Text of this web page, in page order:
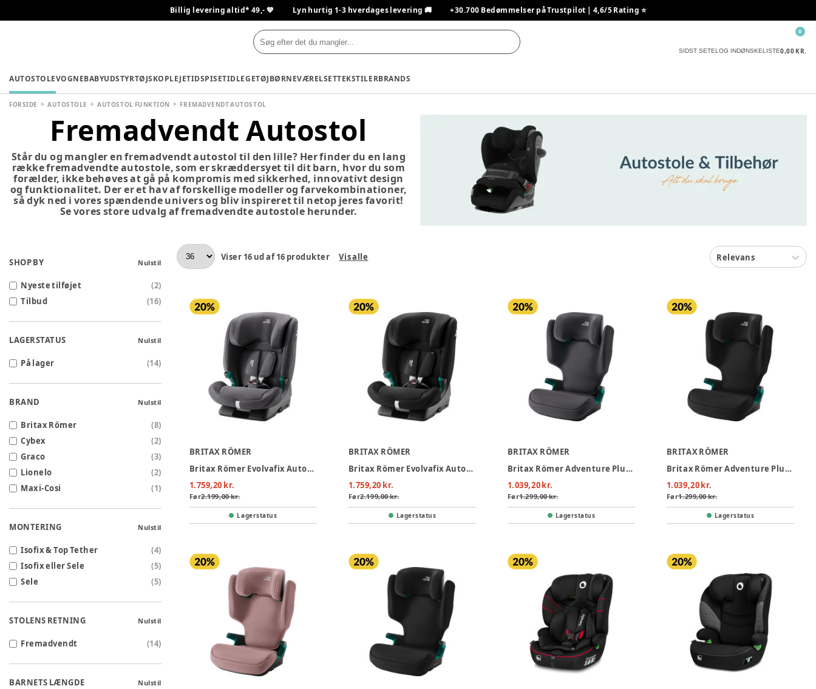
Billig levering altid* 49,- 💙 Lyn hurtig 1-3 hverdages levering 🚚 +30.700 Bedømmelser på Trustpilot | 4,6/5 Rating ⭐️
SIDST SETELOG INDØNSKELISTE0,00 KR.
0
AUTOSTOLEVOGNEBABYUDSTYRTØJSKOPLEJETIDSPISETIDLEGETØJBØRNEVÆRELSETTEKSTILERBRANDS
FORSIDE AUTOSTOLE AUTOSTOL FUNKTION FREMADVENDT AUTOSTOL
Fremadvendt Autostol
Står du og mangler en fremadvendt autostol til den lille? Her finder du en lang
række fremadvendte autostole, som er skræddersyet til dit barn, hvor du som
forælder, ikke behøves at gå på kompromis med sikkerhed, innovativt design
og funktionalitet. Der er et hav af forskellige modeller og farvekombinationer,
så dyk ned i vores spændende univers og bliv inspireret til netop jeres favorit!
Se vores store udvalg af fremadvendte autostole herunder.
SHOP BY Nulstil
Nyeste tilføjet (2)
Tilbud
(16)
LAGERSTATUS Nulstil
På lager (14)
BRAND Nulstil
Britax Römer (8)
Cybex
(2)
Graco
(3)
Lionelo
(2)
Maxi-Cosi
(1)
MONTERING Nulstil
Isofix & Top Tether (4)
Isofix eller Sele
(5)
Sele
(5)
STOLENS RETNING Nulstil
Fremadvendt (14)
BARNETS LÆNGDE Nulstil
Viser 16 ud af 16 produkter Vis alle Relevans
BRITAX RÖMER
Britax Römer Evolvafix Autostol - Midnight Grey
1.759,20 kr.
Før2.199,00 kr.
Lagerstatus
BRITAX RÖMER
Britax Römer Evolvafix Autostol - Space Black
1.759,20 kr.
Før2.199,00 kr.
Lagerstatus
BRITAX RÖMER
Britax Römer Adventure Plus 2 Autostol - Midnight Grey
1.039,20 kr.
Før1.299,00 kr.
Lagerstatus
BRITAX RÖMER
Britax Römer Adventure Plus 2 Autostol - Space Black
1.039,20 kr.
Før1.299,00 kr.
Lagerstatus